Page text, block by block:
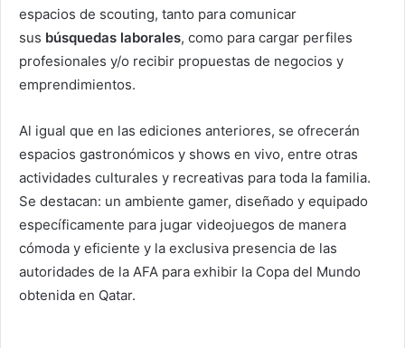
espacios de scouting, tanto para comunicar
sus búsquedas laborales, como para cargar perfiles
profesionales y/o recibir propuestas de negocios y
emprendimientos.
Al igual que en las ediciones anteriores, se ofrecerán
espacios gastronómicos y shows en vivo, entre otras
actividades culturales y recreativas para toda la familia.
Se destacan: un ambiente gamer, diseñado y equipado
específicamente para jugar videojuegos de manera
cómoda y eficiente y la exclusiva presencia de las
autoridades de la AFA para exhibir la Copa del Mundo
obtenida en Qatar.